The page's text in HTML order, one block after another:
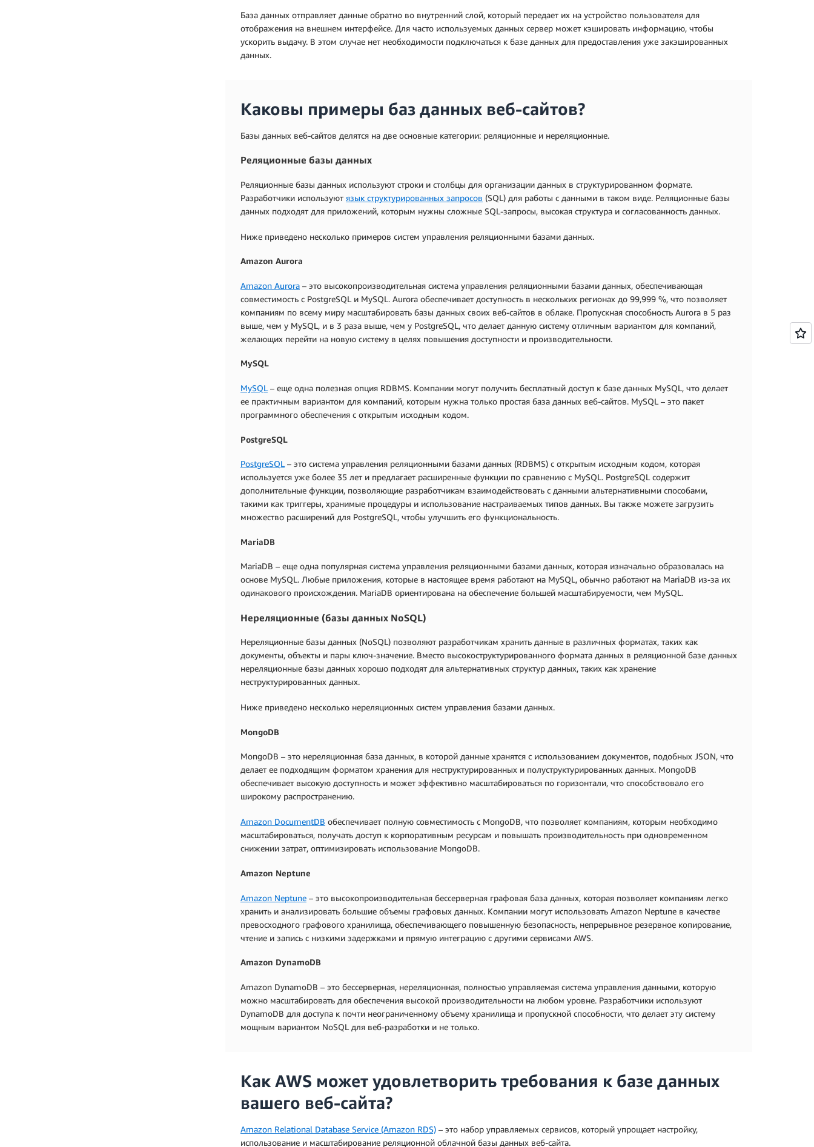
База данных отправляет данные обратно во внутренний слой, который передает их на устройство пользователя для
отображения на внешнем интерфейсе. Для часто используемых данных сервер может кэшировать информацию, чтобы
ускорить выдачу. В этом случае нет необходимости подключаться к базе данных для предоставления уже закэшированных
данных.
Каковы примеры баз данных веб-сайтов?
Базы данных веб-сайтов делятся на две основные категории: реляционные и нереляционные.
Реляционные базы данных
Реляционные базы данных используют строки и столбцы для организации данных в структурированном формате.
Разработчики используют язык структурированных запросов (SQL) для работы с данными в таком виде. Реляционные базы
данных подходят для приложений, которым нужны сложные SQL-запросы, высокая структура и согласованность данных.
Ниже приведено несколько примеров систем управления реляционными базами данных.
Amazon Aurora
Amazon Aurora – это высокопроизводительная система управления реляционными базами данных, обеспечивающая
совместимость с PostgreSQL и MySQL. Aurora обеспечивает доступность в нескольких регионах до 99,999 %, что позволяет
компаниям по всему миру масштабировать базы данных своих веб-сайтов в облаке. Пропускная способность Aurora в 5 раз
выше, чем у MySQL, и в 3 раза выше, чем у PostgreSQL, что делает данную систему отличным вариантом для компаний,
желающих перейти на новую систему в целях повышения доступности и производительности.
MySQL
MySQL – еще одна полезная опция RDBMS. Компании могут получить бесплатный доступ к базе данных MySQL, что делает
ее практичным вариантом для компаний, которым нужна только простая база данных веб-сайтов. MySQL – это пакет
программного обеспечения с открытым исходным кодом.
PostgreSQL
PostgreSQL – это система управления реляционными базами данных (RDBMS) с открытым исходным кодом, которая
используется уже более 35 лет и предлагает расширенные функции по сравнению с MySQL. PostgreSQL содержит
дополнительные функции, позволяющие разработчикам взаимодействовать с данными альтернативными способами,
такими как триггеры, хранимые процедуры и использование настраиваемых типов данных. Вы также можете загрузить
множество расширений для PostgreSQL, чтобы улучшить его функциональность.
MariaDB
MariaDB – еще одна популярная система управления реляционными базами данных, которая изначально образовалась на
основе MySQL. Любые приложения, которые в настоящее время работают на MySQL, обычно работают на MariaDB из-за их
одинакового происхождения. MariaDB ориентирована на обеспечение большей масштабируемости, чем MySQL.
Нереляционные (базы данных NoSQL)
Нереляционные базы данных (NoSQL) позволяют разработчикам хранить данные в различных форматах, таких как
документы, объекты и пары ключ-значение. Вместо высокоструктурированного формата данных в реляционной базе данных
нереляционные базы данных хорошо подходят для альтернативных структур данных, таких как хранение
неструктурированных данных.
Ниже приведено несколько нереляционных систем управления базами данных.
MongoDB
MongoDB – это нереляционная база данных, в которой данные хранятся с использованием документов, подобных JSON, что
делает ее подходящим форматом хранения для неструктурированных и полуструктурированных данных. MongoDB
обеспечивает высокую доступность и может эффективно масштабироваться по горизонтали, что способствовало его
широкому распространению.
Amazon DocumentDB обеспечивает полную совместимость с MongoDB, что позволяет компаниям, которым необходимо
масштабироваться, получать доступ к корпоративным ресурсам и повышать производительность при одновременном
снижении затрат, оптимизировать использование MongoDB.
Amazon Neptune
Amazon Neptune – это высокопроизводительная бессерверная графовая база данных, которая позволяет компаниям легко
хранить и анализировать большие объемы графовых данных. Компании могут использовать Amazon Neptune в качестве
превосходного графового хранилища, обеспечивающего повышенную безопасность, непрерывное резервное копирование,
чтение и запись с низкими задержками и прямую интеграцию с другими сервисами AWS.
Amazon DynamoDB
Amazon DynamoDB – это бессерверная, нереляционная, полностью управляемая система управления данными, которую
можно масштабировать для обеспечения высокой производительности на любом уровне. Разработчики используют
DynamoDB для доступа к почти неограниченному объему хранилища и пропускной способности, что делает эту систему
мощным вариантом NoSQL для веб-разработки и не только.
Как AWS может удовлетворить требования к базе данных
вашего веб-сайта?
Amazon Relational Database Service (Amazon RDS) – это набор управляемых сервисов, который упрощает настройку,
использование и масштабирование реляционной облачной базы данных веб-сайта.